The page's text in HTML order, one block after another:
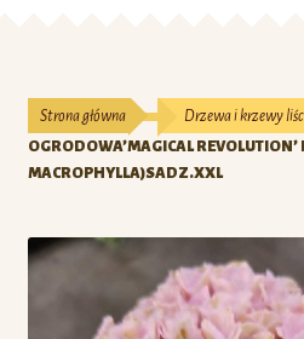
Kontakt
Moje konto
Strona główna Drzewa i krzewy
OGRODOWA’MAGICAL
MACROPHYLLA)SADZ.XXL